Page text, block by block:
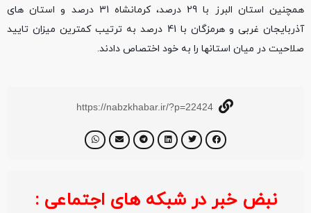
همچنین استان البرز با 29 درصد، کرمانشاه 31 درصد و استان های
آذربایجان غربی و هرمزگان با 41 درصد به ترتیب کمترین میزان تایید
صلاحیت در میان استانها را به خود اختصاص دادند.
https://nabzkhabar.ir/?p=22424
نبض خبر در شبکه های اجتماعی :